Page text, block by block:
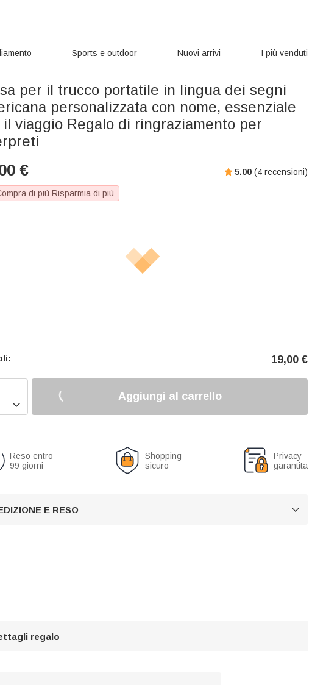
Sports e outdoor Nuovi arrivi I più venduti
per il trucco portatile in lingua dei segni
personalizzata con nome, essenziale
il viaggio Regalo di ringraziamento per
€ 5.00 (4 recensioni)
di più Risparmia di più
19,00 €

Aggiungi al carrello
Reso entro
99 giorni
Shopping
sicuro
Privacy
garantita
E RESO 
regalo